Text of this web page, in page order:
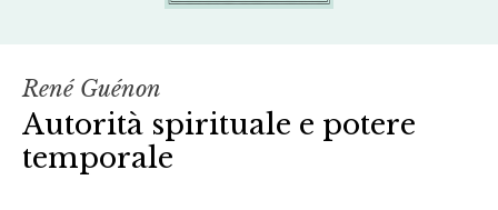
René Guénon
Autorità spirituale e potere
temporale